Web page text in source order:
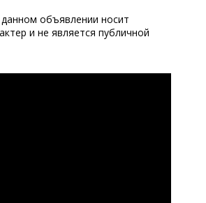
объявлении носит
и не является публичной